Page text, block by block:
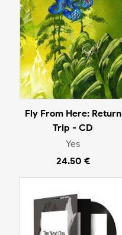
Fly From Here: Return
Trip - CD
Yes
24.50 €